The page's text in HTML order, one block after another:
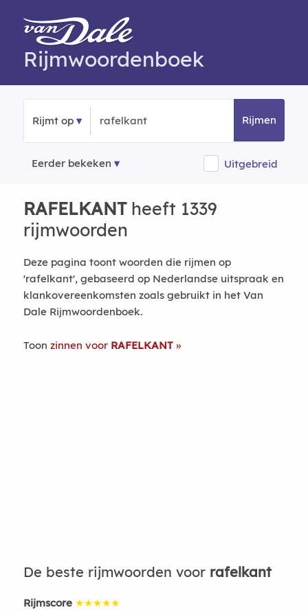
Rijmwoordenboek
Rijmt op Rijmen
Eerder bekeken Uitgebreid
RAFELKANTheeft 1339
rijmwoorden
Deze pagina toont woorden die rijmen op
'rafelkant', gebaseerd op Nederlandse uitspraak en
klankovereenkomsten zoals gebruikt in het Van
Dale Rijmwoordenboek.
Toon zinnen voor RAFELKANT
De beste rijmwoorden voor rafelkant
Rijmscore ★★★★★